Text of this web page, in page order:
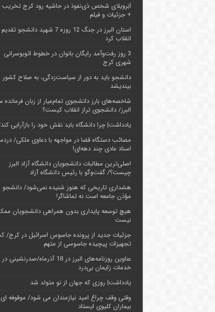
اَبَر‌ویلای شخص ذی‌نفوذ در حاشیه‌ رود کرج
+ جزئیات و فیلم
استان البرز در جنگ 12 روزه 7 شهید دانشجو تقدیم
انقلاب کرد
3 روز رفت‌وآمد رایگان بانوان در خطوط اتوبوسرانی
شهری کرج
دانشجو باید به دور از سیاست‌زدگی، به صلاح کشور
بیندیشد
شاخصه‌های بارز دانشجوی تمام‌عیار از زبان فرمانده
البرز/ دانشجوی تراز انقلاب کیست؟
یادداشت| چرا دانشگاه باید نقش خود را بازآرایی
مصائب دستگاه قضا در مواجهه با دعاوی ملکی/
اسناد عادی چند‌ دهه‌ای!
اصلی‌ترین مطالبات دانشجویان دانشگاه آزاد البرز
چیست؟/ گفت‌وگو با رئیس دانشگاه آز‌اد
هشداری تاریخی که هنوز شنیده نمی‌شود/ دانشجو
مؤذن جامعه است نه تماشاگر!
هیچ توسعه پایداری بدون همراهی دانشجویان
نیست
جزئیات جدید از پرونده جاسوس اسرائیل در کرج/‌
تجهیزات پیچیده جاسوسی از متهم
عناوین روزنامه‌های البرز در ‌18 آذرماه/
خدمات زایمان بی‌درد
یادداشت| روزی که جهان از نو متولد شد
وقتی وقف چراغ امید نیازمندان می شود/ موقوفه
بیماران کلیوی ایستاد